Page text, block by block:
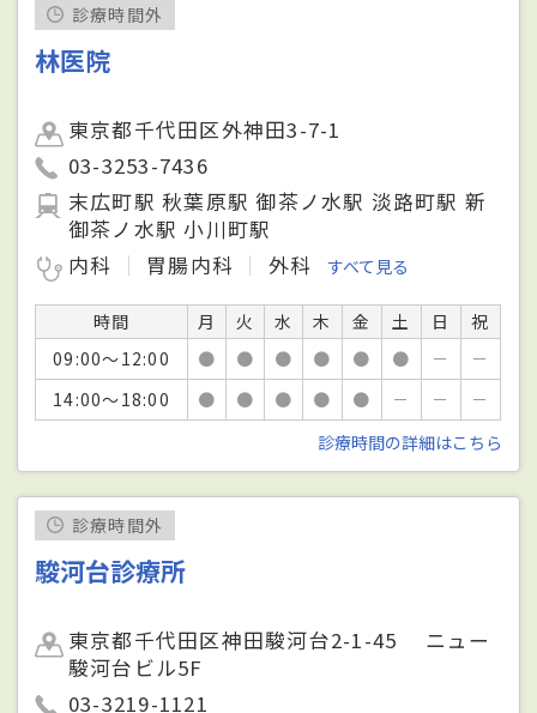
診療時間外
林医院
東京都千代田区外神田3-7-1
03-3253-7436
末広町駅 秋葉原駅 御茶ノ水駅 淡路町駅 新
御茶ノ水駅 小川町駅
内科
胃腸内科 外科 すべて見る
時間 月 火 水 木 金 土 日
祝
09:00～12:00
● ● ● ● ● ● －
－
14:00～18:00
● ● ● ● ● － －
－
診療時間の詳細はこちら
診療時間外
駿河台診療所
東京都千代田区神田駿河台2-1-45 ニュー
駿河台ビル5F
03-3219-1121